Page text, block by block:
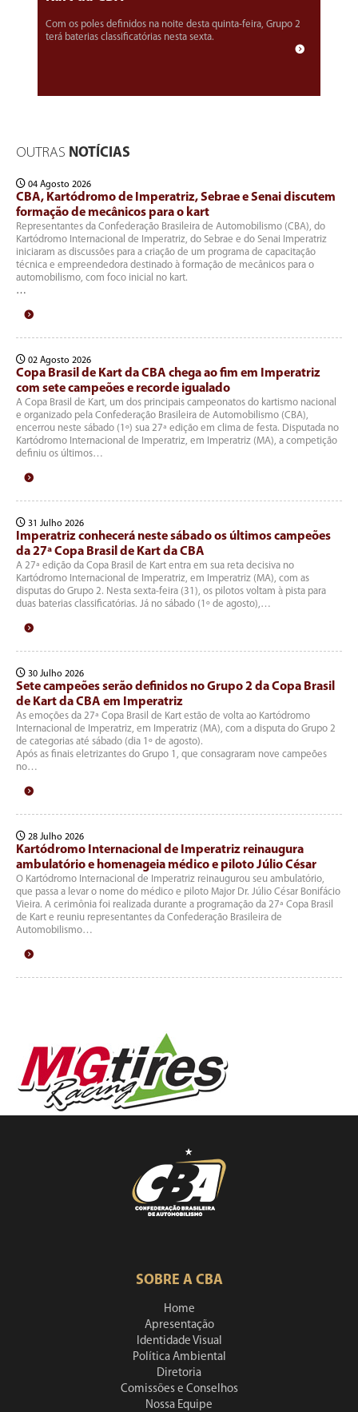
Com os poles definidos na noite desta quinta-feira, Grupo 2
terá baterias classificatórias nesta sexta.
OUTRAS NOTÍCIAS
04 Agosto 2026
CBA, Kartódromo de Imperatriz, Sebrae e Senai discutem
formação de mecânicos para o kart
Representantes da Confederação Brasileira de Automobilismo (CBA), do
Kartódromo Internacional de Imperatriz, do Sebrae e do Senai Imperatriz
iniciaram as discussões para a criação de um programa de capacitação
técnica e empreendedora destinado à formação de mecânicos para o
automobilismo, com foco inicial no kart.
…
02 Agosto 2026
Copa Brasil de Kart da CBA chega ao fim em Imperatriz
com sete campeões e recorde igualado
A Copa Brasil de Kart, um dos principais campeonatos do kartismo nacional
e organizado pela Confederação Brasileira de Automobilismo (CBA),
encerrou neste sábado (1º) sua 27ª edição em clima de festa. Disputada no
Kartódromo Internacional de Imperatriz, em Imperatriz (MA), a competição
definiu os últimos…
31 Julho 2026
Imperatriz conhecerá neste sábado os últimos campeões
da 27ª Copa Brasil de Kart da CBA
A 27ª edição da Copa Brasil de Kart entra em sua reta decisiva no
Kartódromo Internacional de Imperatriz, em Imperatriz (MA), com as
disputas do Grupo 2. Nesta sexta-feira (31), os pilotos voltam à pista para
duas baterias classificatórias. Já no sábado (1º de agosto),…
30 Julho 2026
Sete campeões serão definidos no Grupo 2 da Copa Brasil
de Kart da CBA em Imperatriz
As emoções da 27ª Copa Brasil de Kart estão de volta ao Kartódromo
Internacional de Imperatriz, em Imperatriz (MA), com a disputa do Grupo 2
de categorias até sábado (dia 1º de agosto).
Após as finais eletrizantes do Grupo 1, que consagraram nove campeões
no…
28 Julho 2026
Kartódromo Internacional de Imperatriz reinaugura
ambulatório e homenageia médico e piloto Júlio César
O Kartódromo Internacional de Imperatriz reinaugurou seu ambulatório,
que passa a levar o nome do médico e piloto Major Dr. Júlio César Bonifácio
Vieira. A cerimônia foi realizada durante a programação da 27ª Copa Brasil
de Kart e reuniu representantes da Confederação Brasileira de
Automobilismo…
SOBRE A CBA
Home
Apresentação
Identidade Visual
Política Ambiental
Diretoria
Comissões e Conselhos
Nossa Equipe